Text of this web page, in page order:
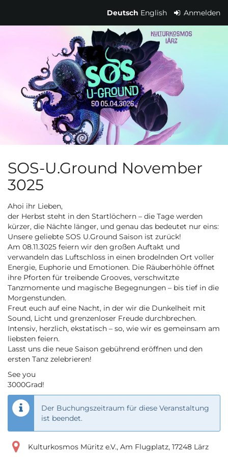
Deutsch English Anmelden
Shuttle
SOS
U.GROUND
SOS-U.Ground November
3025
Ahoi ihr Lieben,
der Herbst steht in den Startlöchern – die Tage werden
kürzer, die Nächte länger, und genau das bedeutet nur eins:
Unsere geliebte SOS U.Ground Saison ist zurück!
Am 08.11.3025 feiern wir den großen Auftakt und
verwandeln das Luftschloss in einen brodelnden Ort voller
Energie, Euphorie und Emotionen. Die Räuberhöhle öffnet
ihre Pforten für treibende Grooves, verschwitzte
Tanzmomente und magische Begegnungen – bis tief in die
Morgenstunden.
Freut euch auf eine Nacht, in der wir die Dunkelheit mit
Sound, Licht und grenzenloser Freude durchbrechen.
Intensiv, herzlich, ekstatisch – so, wie wir es gemeinsam am
liebsten feiern.
Lasst uns die neue Saison gebührend eröffnen und den
ersten Tanz zelebrieren!
See you
3000Grad!
Der Buchungszeitraum für diese Veranstaltung
ist beendet.
Kulturkosmos Müritz e.V., Am Flugplatz, 17248 Lärz